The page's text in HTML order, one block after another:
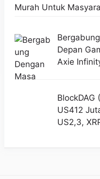
Murah Untuk
Depan
Axie
BlockDAG
US412
US2,3,